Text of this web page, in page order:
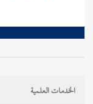
الخدمات العلمية